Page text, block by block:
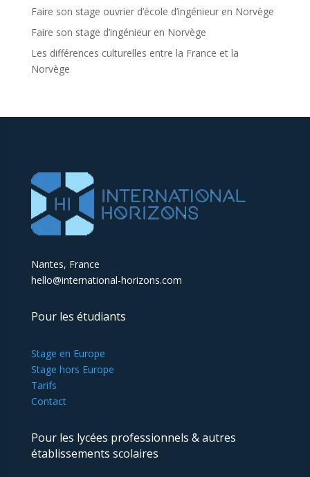
Faire son stage ouvrier d’école d’ingénieur en Norvège
Faire son stage d’ingénieur en Norvège
Les différences culturelles entre la France et la
Norvège
Nantes, France
hello@international-horizons.com
Pour les étudiants
Stage en Europe
Stage hors Europe
Tarifs
Contact
Pour les lycées professionnels & autres
établissements scolaires